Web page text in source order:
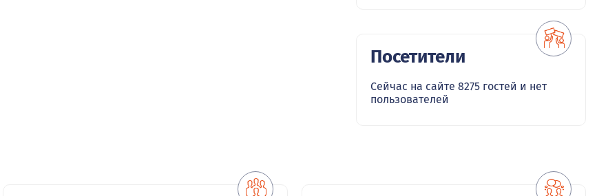
Посетители
Сейчас на сайте 8275 гостей и нет
пользователей